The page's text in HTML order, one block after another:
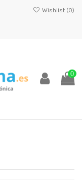
Wishlist (0)
0